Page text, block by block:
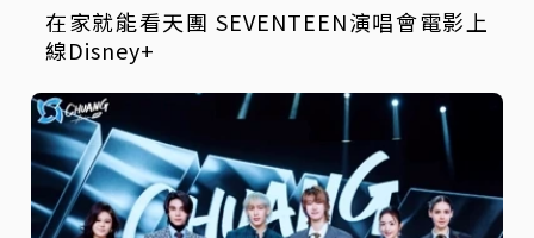
在家就能看天團 SEVENTEEN演唱會電影上
線Disney+